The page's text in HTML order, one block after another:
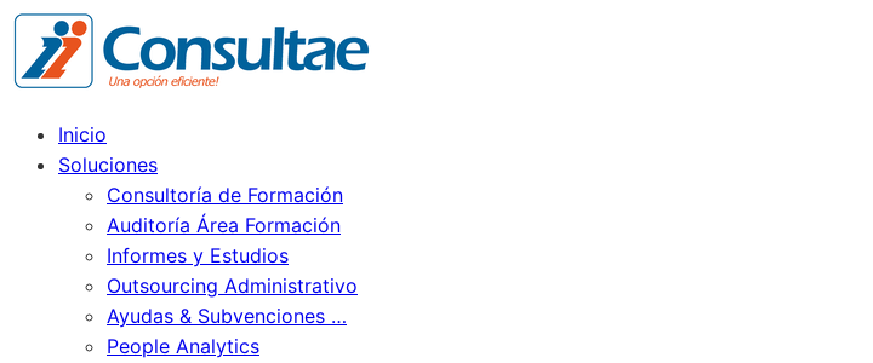
Inicio
Soluciones
Consultoría de Formación
Auditoría Área Formación
Informes y Estudios
Outsourcing Administrativo
Ayudas & Subvenciones …
People Analytics